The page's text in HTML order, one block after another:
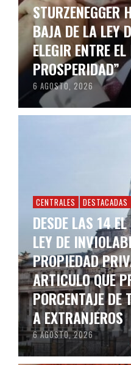
BAJA DE LA LEY
ELEGIR ENTRE
PROSPERIDAD”
6 AGOSTO, 2026
CENTRALES DESTACADAS
DESDE LAS 14
LEY DE
PROPIEDAD
ARTICULO QUE
PORCENTAJE DE
A EXTRANJEROS
6 AGOSTO, 2026